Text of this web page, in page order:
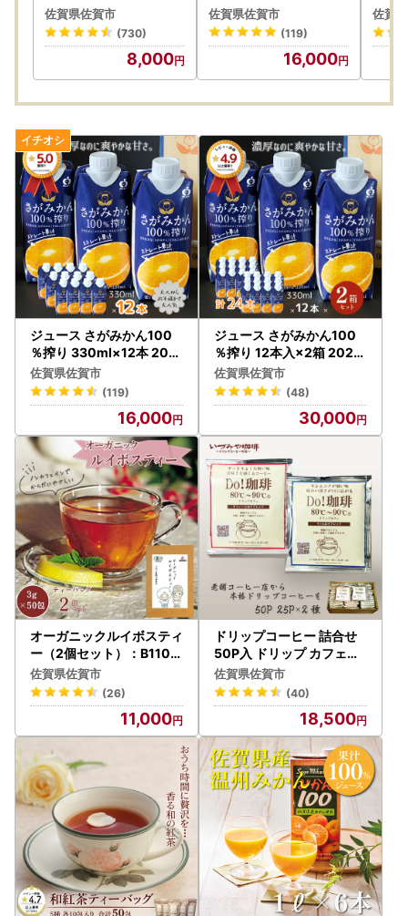
001
佐賀県佐賀市
(730)
8,000
026年10月発送開始 み
かんジュース：B160-0
45
佐賀県佐賀市
(119)
16,000
佐賀
ジュース さがみかん100
％搾り 330ml×12本 202
6年10月発送開始 みかん
ジュース：B160-045
佐賀県佐賀市
(119)
16,000
ジュース さがみかん100
％搾り 12本入×2箱 2026
年10月発送開始 みかんジ
ュース：B300-047
佐賀県佐賀市
(48)
30,000
オーガニックルイボスティ
ー（2個セット）：B110-
009
佐賀県佐賀市
(26)
11,000
ドリップコーヒー 詰合せ
50P入 ドリップ カフェ：
B185-014
佐賀県佐賀市
(40)
18,500